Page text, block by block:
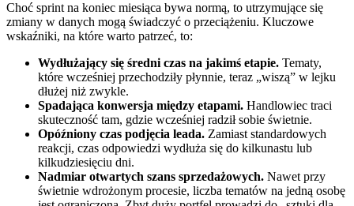
Choć sprint na koniec miesiąca bywa normą, to utrzymujące się
zmiany w danych mogą świadczyć o przeciążeniu. Kluczowe
wskaźniki, na które warto patrzeć, to:
Wydłużający się średni czas na jakimś etapie. Tematy,
które wcześniej przechodziły płynnie, teraz „wiszą” w lejku
dłużej niż zwykle.
Spadająca konwersja między etapami. Handlowiec traci
skuteczność tam, gdzie wcześniej radził sobie świetnie.
Opóźniony czas podjęcia leada. Zamiast standardowych
reakcji, czas odpowiedzi wydłuża się do kilkunastu lub
kilkudziesięciu dni.
Nadmiar otwartych szans sprzedażowych. Nawet przy
świetnie wdrożonym procesie, liczba tematów na jedną osobę